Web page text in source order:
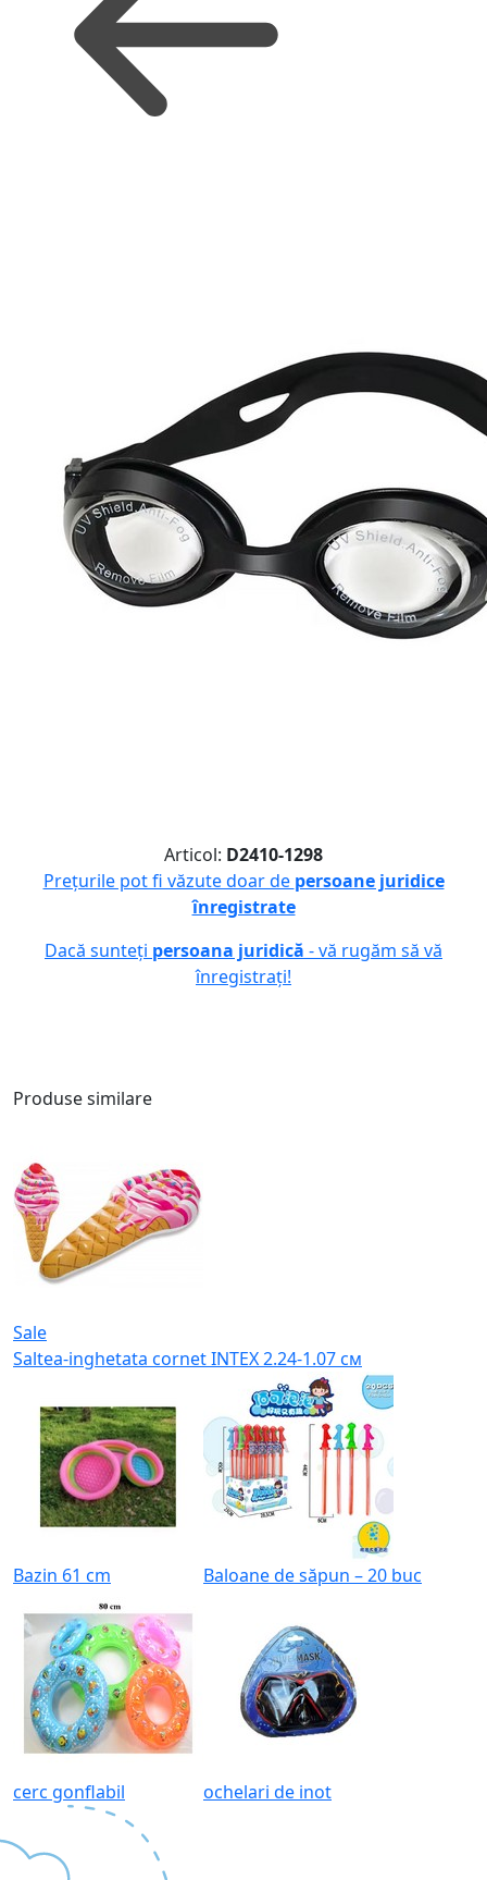
Articol: D2410-1298
Prețurile pot fi văzute doar de persoane juridice
înregistrate
Dacă sunteți persoana juridică - vă rugăm să vă
înregistrați!
Produse similare
Sale
Saltea-inghetata cornet INTEX 2.24-1.07 см
Bazin 61 cm Baloane de săpun – 20 buc
cerc gonflabil ochelari de inot